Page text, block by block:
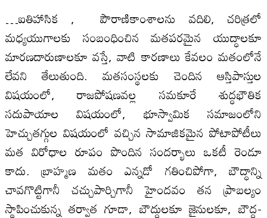
…ఐతిహాసిక , పౌరాణికాంశాలను వదిలి, చరిత్రలో
మధ్యయుగాలకు సంబంధించిన మతపరమైన యుద్ధాలకూ
మారణదారుణాలకూ వస్తే, వాటి కారణాలు కేవలం మతంలోనే
లేవని తేలుతుంది. మతసంస్థలకు చెందిన ఆస్తిపాస్తుల
విషయంలో, రాజపోషణవల్ల సమకూరే శుద్ధభౌతిక
సదుపాయాల విషయంలో, భూస్వామిక సమాజంలోని
హెచ్చుతగ్గుల విషయంలో వచ్చిన సామాజికమైన పోటాపోటీలు
మత విరోధాల రూపం పొందిన సందర్భాలు ఒకటీ రెండూ
కాదు. బ్రాహ్మణ మతం ఎన్నడో గతించిపోగా, బౌద్ధాన్ని
చావగొట్టిగానీ చచ్చుపార్చిగానీ హైందవం తన ప్రాబల్యం
స్థాపించుకున్న తర్వాత గూడా, బౌద్ధులకూ జైనులకూ, బౌద్ధ-